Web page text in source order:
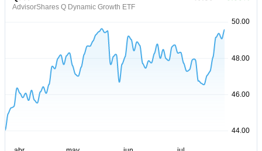
AdvisorShares Q Dynamic Growth ETF